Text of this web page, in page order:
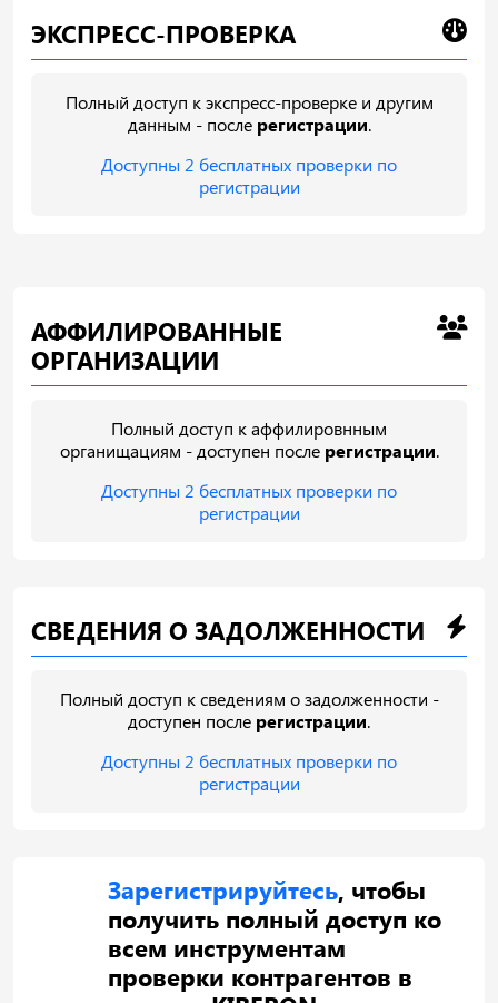
ЭКСПРЕСС-ПРОВЕРКА
Полный доступ к экспресс-проверке и другим
данным - после регистрации.
Доступны 2 бесплатных проверки по
регистрации
АФФИЛИРОВАННЫЕ
ОРГАНИЗАЦИИ
Полный доступ к аффилировнным
органищациям - доступен после регистрации.
Доступны 2 бесплатных проверки по
регистрации
СВЕДЕНИЯ О ЗАДОЛЖЕННОСТИ
Полный доступ к сведениям о задолженности -
доступен после регистрации.
Доступны 2 бесплатных проверки по
регистрации
Зарегистрируйтесь, чтобы
получить полный доступ ко
всем инструментам
проверки контрагентов в